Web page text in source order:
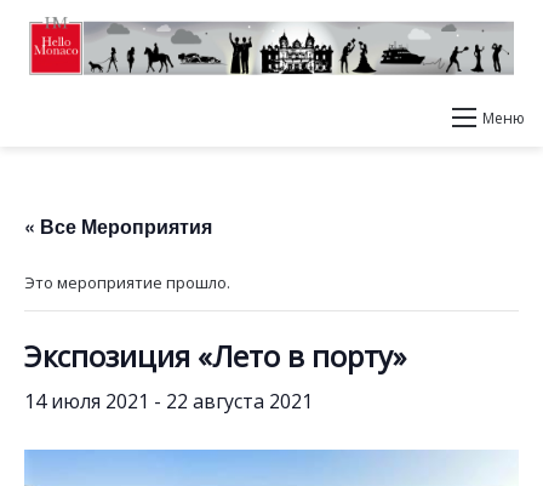
Меню
« Все Мероприятия
Это мероприятие прошло.
Экспозиция «Лето в порту»
14 июля 2021 - 22 августа 2021